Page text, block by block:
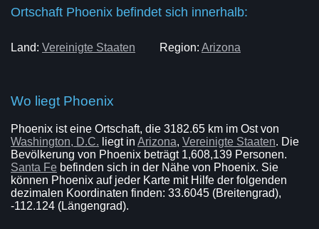
Ortschaft Phoenix befindet sich innerhalb:
Land: Vereinigte Staaten Region: Arizona
Wo liegt Phoenix
Phoenix ist eine Ortschaft, die 3182.65 km im Ost von
Washington, D.C. liegt in Arizona, Vereinigte Staaten. Die
Bevölkerung von Phoenix beträgt 1,608,139 Personen.
Santa Fe befinden sich in der Nähe von Phoenix. Sie
können Phoenix auf jeder Karte mit Hilfe der folgenden
dezimalen Koordinaten finden: 33.6045 (Breitengrad),
-112.124 (Längengrad).